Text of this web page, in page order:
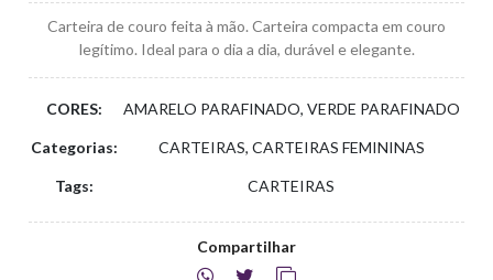
Carteira de couro feita à mão. Carteira compacta em couro
legítimo. Ideal para o dia a dia, durável e elegante.
CORES: AMARELO PARAFINADO, VERDE PARAFINADO
Categorias: CARTEIRAS, CARTEIRAS FEMININAS
Tags: CARTEIRAS
Compartilhar